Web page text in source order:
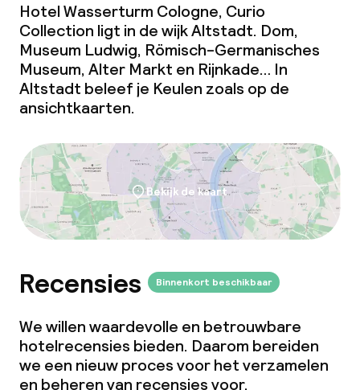
Hotel Wasserturm Cologne, Curio
Collection ligt in de wijk Altstadt. Dom,
Museum Ludwig, Römisch-Germanisches
Museum, Alter Markt en Rijnkade… In
Altstadt beleef je Keulen zoals op de
ansichtkaarten.
Bekijk de kaart
Recensies Binnenkort beschikbaar
We willen waardevolle en betrouwbare
hotelrecensies bieden. Daarom bereiden
we een nieuw proces voor het verzamelen
en beheren van recensies voor.